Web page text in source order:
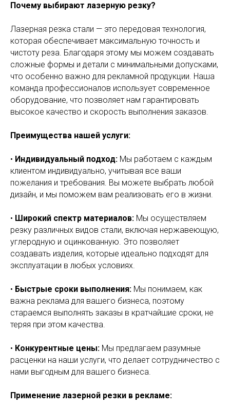
Почему выбирают лазерную резку?
Лазерная резка стали — это передовая технология,
которая обеспечивает максимальную точность и
чистоту реза. Благодаря этому мы можем создавать
сложные формы и детали с минимальными допусками,
что особенно важно для рекламной продукции. Наша
команда профессионалов использует современное
оборудование, что позволяет нам гарантировать
высокое качество и скорость выполнения заказов.
Преимущества нашей услуги:
• Индивидуальный подход: Мы работаем с каждым
клиентом индивидуально, учитывая все ваши
пожелания и требования. Вы можете выбрать любой
дизайн, и мы поможем вам реализовать его в жизни.
• Широкий спектр материалов: Мы осуществляем
резку различных видов стали, включая нержавеющую,
углеродную и оцинкованную. Это позволяет
создавать изделия, которые идеально подходят для
эксплуатации в любых условиях.
• Быстрые сроки выполнения: Мы понимаем, как
важна реклама для вашего бизнеса, поэтому
стараемся выполнять заказы в кратчайшие сроки, не
теряя при этом качества.
• Конкурентные цены: Мы предлагаем разумные
расценки на наши услуги, что делает сотрудничество с
нами выгодным для вашего бизнеса.
Применение лазерной резки в рекламе: